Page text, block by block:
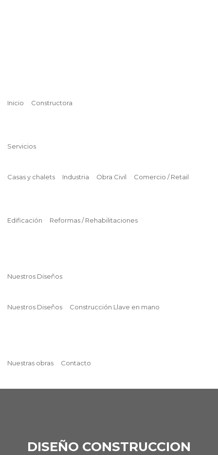
Inicio Constructora
Servicios
Casas y chalets Industria Obra Civil Comercio / Retail
Edificación Reformas / Rehabilitaciones
Nuestros Diseños
Nuestros Diseños Construcción Llave en mano
Nuestras obras Contacto
DISEÑO CONSTRUCCION